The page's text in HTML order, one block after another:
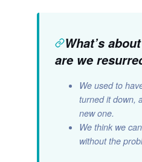
What’s
are we
We used to
turned it down,
new one.
We think we
without the